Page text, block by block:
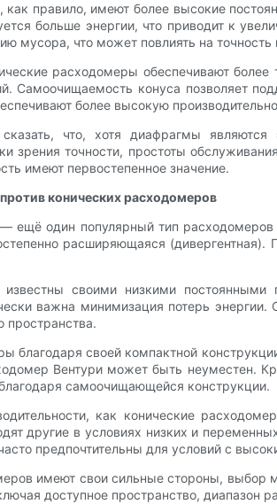
правило, имеют более высокие
больше энергии, что приводит к
мусора, что может повлиять на
расходомеры обеспечивают
Самоочищаемость конуса позволяет
более высокую
что, хотя диафрагмы
зрения точности, простоты
имеют первостепенное значение.
конических расходомеров
ещё один популярный тип
расширяющаяся
своими низкими
важна минимизация потерь
пространства.
благодаря своей компактной
Вентури может быть неуместен.
самоочищающейся конструкции.
как конические
другие в условиях низких и
предпочтительны для условий с
имеют свои сильные стороны,
доступное пространство, диапазон